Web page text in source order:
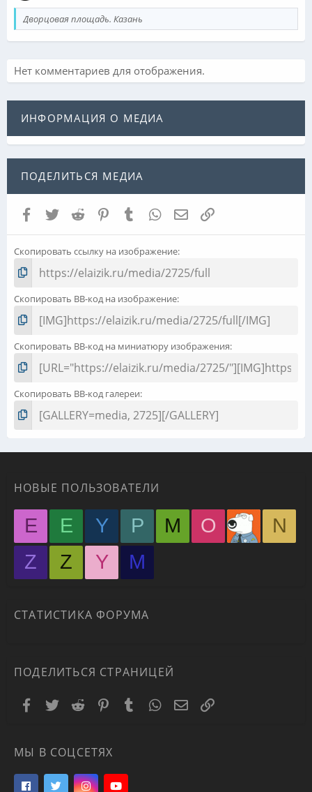
Дворцовая площадь. Казань
Нет комментариев для отображения.
ИНФОРМАЦИЯ О МЕДИА
ПОДЕЛИТЬСЯ МЕДИА
Facebook
TwitterReddit PinterestTumblrWhatsAppЭлектронная почта
Ссылка
Скопировать ссылку на изображение
Скопировать BB-код на изображение
Скопировать BB-код на миниатюру изображения
Скопировать BB-код галереи
НОВЫЕ ПОЛЬЗОВАТЕЛИ
E E Y P M O
N
Z
Z Y М
СТАТИСТИКА ФОРУМА
ПОДЕЛИТЬСЯ СТРАНИЦЕЙ
Facebook
TwitterReddit PinterestTumblrWhatsAppЭлектронная почта
Ссылка
МЫ В СОЦСЕТЯХ